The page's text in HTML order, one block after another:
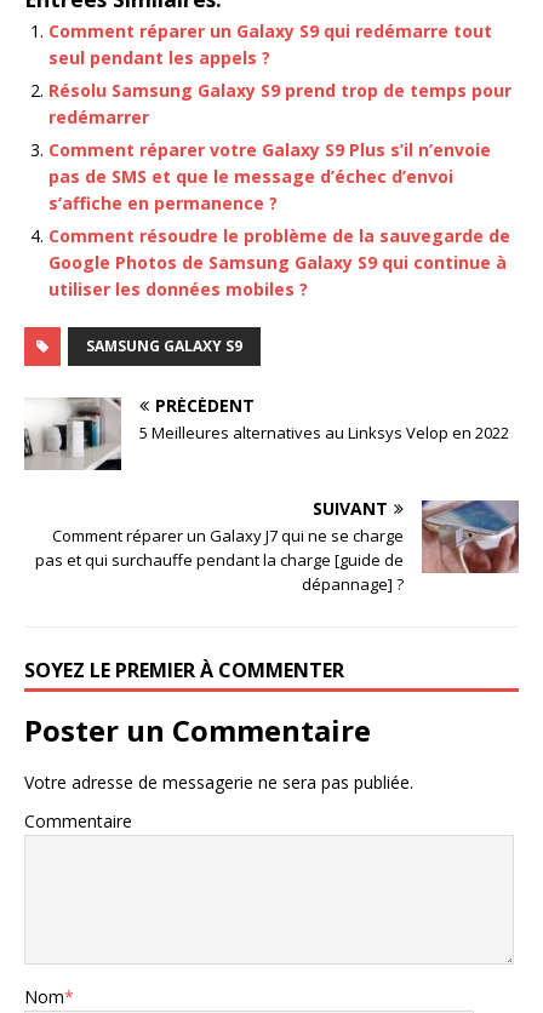
Comment réparer un Galaxy S9 qui redémarre tout
seul pendant les appels ?
Résolu Samsung Galaxy S9 prend trop de temps pour
redémarrer
Comment réparer votre Galaxy S9 Plus s’il n’envoie
pas de SMS et que le message d’échec d’envoi
s’affiche en permanence ?
Comment résoudre le problème de la sauvegarde de
Google Photos de Samsung Galaxy S9 qui continue à
utiliser les données mobiles ?
SAMSUNG GALAXY S9
PRÉCÉDENT
5 Meilleures alternatives au Linksys Velop en 2022
SUIVANT
Comment réparer un Galaxy J7 qui ne se charge
pas et qui surchauffe pendant la charge [guide de
dépannage] ?
SOYEZ LE PREMIER À COMMENTER
Poster un Commentaire
Votre adresse de messagerie ne sera pas publiée.
Commentaire
Nom*